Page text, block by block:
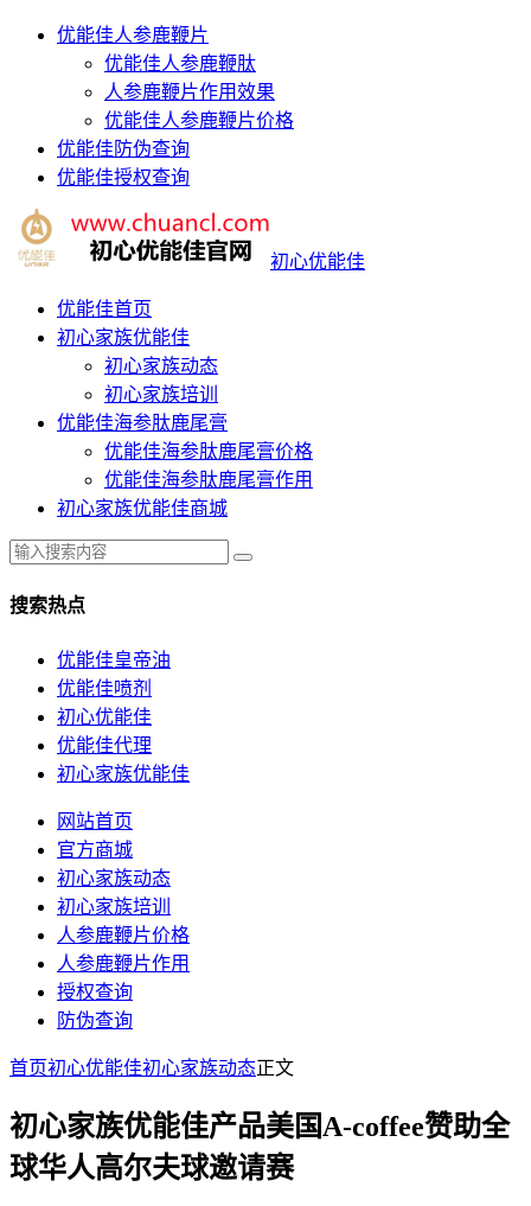
优能佳人参鹿鞭片
优能佳人参鹿鞭肽
人参鹿鞭片作用效果
优能佳人参鹿鞭片价格
优能佳防伪查询
优能佳授权查询
初心优能佳
优能佳首页
初心家族优能佳
初心家族动态
初心家族培训
优能佳海参肽鹿尾膏
优能佳海参肽鹿尾膏价格
优能佳海参肽鹿尾膏作用
初心家族优能佳商城
搜索热点
优能佳皇帝油
优能佳喷剂
初心优能佳
优能佳代理
初心家族优能佳
网站首页
官方商城
初心家族动态
初心家族培训
人参鹿鞭片价格
人参鹿鞭片作用
授权查询
防伪查询
首页初心优能佳初心家族动态正文
初心家族优能佳产品美国A-coffee赞助全
球华人高尔夫球邀请赛